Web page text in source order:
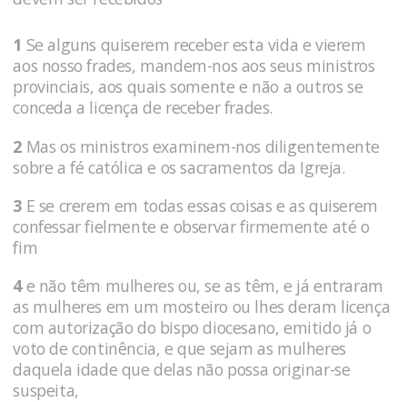
1 Se alguns quiserem receber esta vida e vierem
aos nosso frades, mandem-nos aos seus ministros
provinciais, aos quais somente e não a outros se
conceda a licença de receber frades.
2 Mas os ministros examinem-nos diligentemente
sobre a fé católica e os sacramentos da Igreja.
3 E se crerem em todas essas coisas e as quiserem
confessar fielmente e observar firmemente até o
fim
4e não têm mulheres ou, se as têm, e já entraram
as mulheres em um mosteiro ou lhes deram licença
com autorização do bispo diocesano, emitido já o
voto de continência, e que sejam as mulheres
daquela idade que delas não possa originar-se
suspeita,